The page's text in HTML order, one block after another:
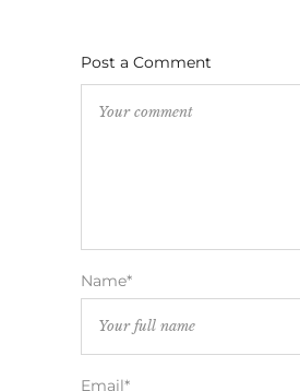
Post a Comment
Name*
Email*